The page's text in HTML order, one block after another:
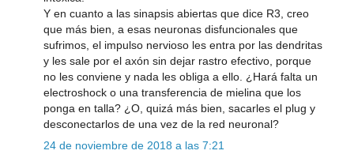
Y en cuanto a las sinapsis abiertas que dice R3, creo
que más bien, a esas neuronas disfuncionales que
sufrimos, el impulso nervioso les entra por las dendritas
y les sale por el axón sin dejar rastro efectivo, porque
no les conviene y nada les obliga a ello. ¿Hará falta un
electroshock o una transferencia de mielina que los
ponga en talla? ¿O, quizá más bien, sacarles el plug y
desconectarlos de una vez de la red neuronal?
24 de noviembre de 2018 a las 7:21